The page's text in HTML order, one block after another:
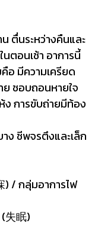
ตื่นระหว่างคืนและ
ตอนเช้า อาการนี้
อ มีความเครียด
ชอบถอนหายใจ
ง การขับถ่ายมีท้อง
ง ชีพจรตึงและเล็ก
) / กลุ่มอาการไฟ
失眠)